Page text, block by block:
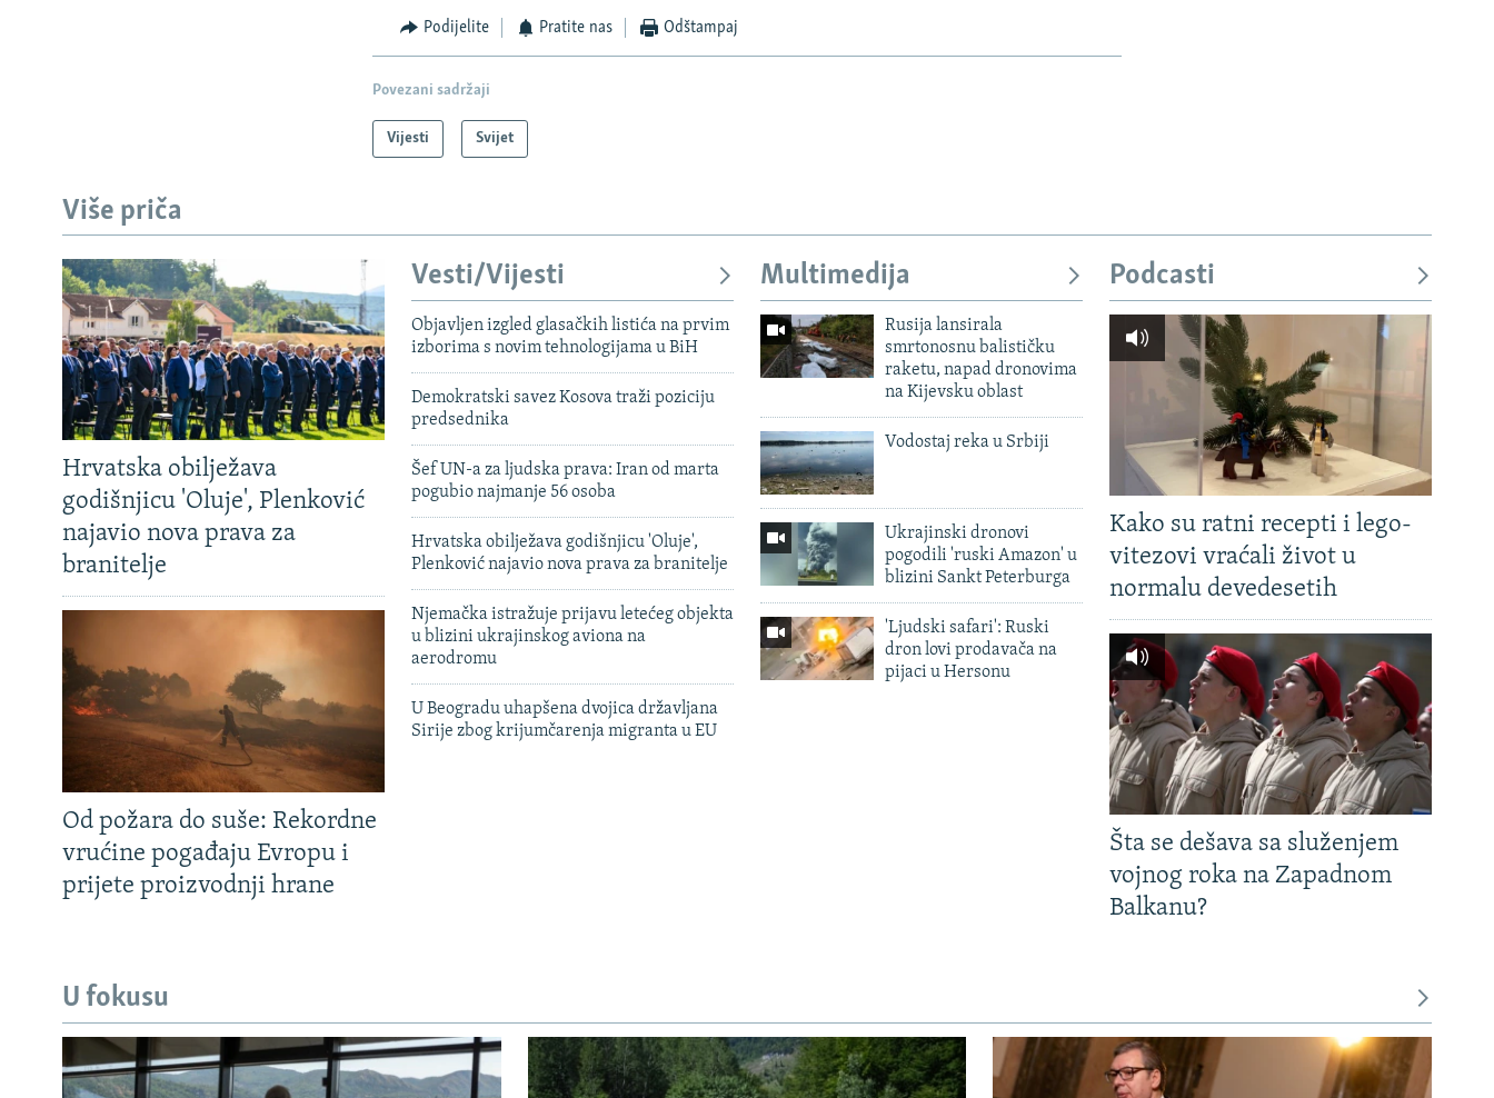
Podijelite Pratite nas Odštampaj
Povezani sadržaji
Vijesti Svijet
Više priča
Hrvatska obilježava
godišnjicu 'Oluje', Plenković
najavio nova prava za
branitelje
Od požara do suše: Rekordne
vrućine pogađaju Evropu i
prijete proizvodnji hrane
Vesti/Vijesti
Objavljen izgled glasačkih listića na prvim
izborima s novim tehnologijama u BiH
Demokratski savez Kosova traži poziciju
predsednika
Šef UN-a za ljudska prava: Iran od marta
pogubio najmanje 56 osoba
Hrvatska obilježava godišnjicu 'Oluje',
Plenković najavio nova prava za branitelje
Njemačka istražuje prijavu letećeg objekta
u blizini ukrajinskog aviona na
aerodromu
U Beogradu uhapšena dvojica državljana
Sirije zbog krijumčarenja migranta u EU
Multimedija
Rusija lansirala
smrtonosnu balističku
raketu, napad dronovima
na Kijevsku oblast
Vodostaj reka u Srbiji
Ukrajinski dronovi
pogodili 'ruski Amazon' u
blizini Sankt Peterburga
'Ljudski safari': Ruski
dron lovi prodavača na
pijaci u Hersonu
Podcasti
Kako su ratni recepti i lego-
vitezovi vraćali život u
normalu devedesetih
Šta se dešava sa služenjem
vojnog roka na Zapadnom
Balkanu?
U fokusu